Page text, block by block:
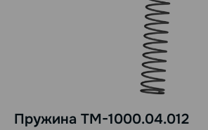
Пружина ТМ-1000.04.012